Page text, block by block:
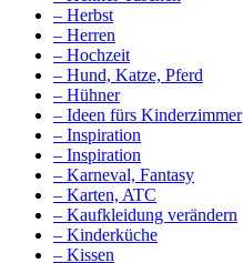
– Herbst
– Herren
– Hochzeit
– Hund, Katze, Pferd
– Hühner
– Ideen fürs Kinderzimmer
– Inspiration
– Inspiration
– Karneval, Fantasy
– Karten, ATC
– Kaufkleidung verändern
– Kinderküche
– Kissen